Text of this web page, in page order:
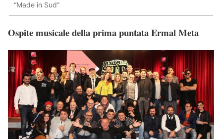
“Made in Sud”
Ospite musicale della prima puntata Ermal Meta